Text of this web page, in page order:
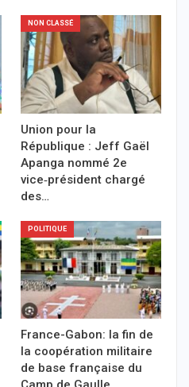
NON CLASSÉ
Union pour la
République : Jeff Gaël
Apanga nommé 2e
vice‑président chargé
des…
POLITIQUE
France-Gabon: la fin de
la coopération militaire
de base française du